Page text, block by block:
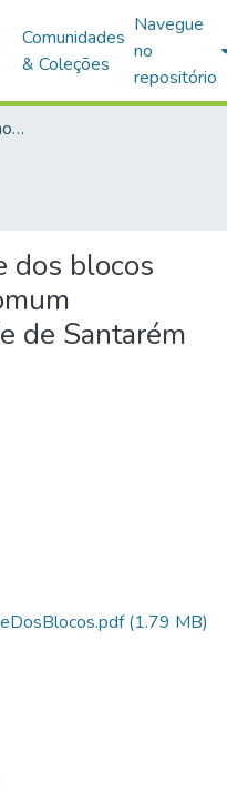
Comunidades
& Coleções
Navegue
no
repositório
Biblioteca Digital de Monografias (BDM)
dos blocos
de Santarém
(1.79 MB)